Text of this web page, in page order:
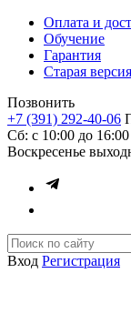
Оплата и
Обучение
Гарантия
Старая
Позвонить
+7 (391) 292-40-06
Сб: c 10:00 до 16:00
​Воскресенье
Вход Регистрация